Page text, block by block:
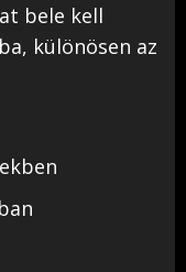
bele kell
különösen az